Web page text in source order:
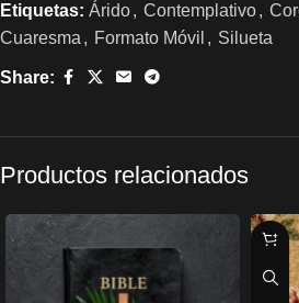
Etiquetas: Árido, Contemplativo,
Cuaresma , Formato Móvil , Silueta
Share:
Productos relacionados